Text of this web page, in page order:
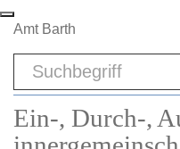
Zum Hauptinhalt springen
Amt Barth
Sword
Ein-, Durch-,